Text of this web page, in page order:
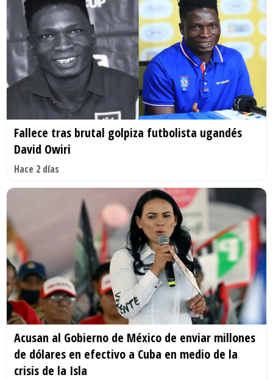
Fallece tras brutal golpiza futbolista ugandés
David Owiri
Hace 2 días
Acusan al Gobierno de México de enviar millones
de dólares en efectivo a Cuba en medio de la
crisis de la Isla